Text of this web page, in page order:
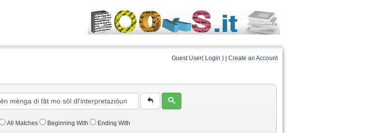
Guest User( Login ) | Create an Account
All Matches Beginning With Ending With